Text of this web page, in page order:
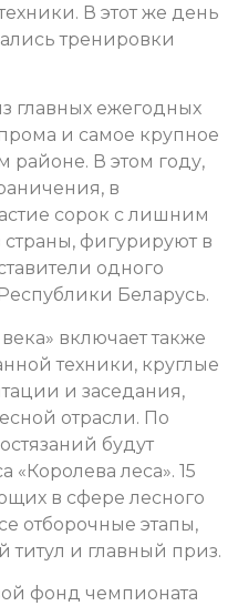
В этот же день
тренировки
главных ежегодных
и самое крупное
районе. В этом году,
в
сорок с лишним
фигурируют в
одного
Беларусь.
включает также
техники, круглые
и заседания,
отрасли. По
будут
леса». 15
в сфере лесного
отборочные этапы,
титул и главный приз.
фонд чемпионата